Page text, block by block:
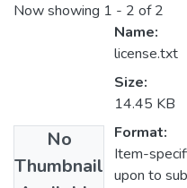
Now showing 1 - 2 of 2
No
Thumbnail
Name:
license.txt
Size:
14.45 KB
Format:
Item-
upon to